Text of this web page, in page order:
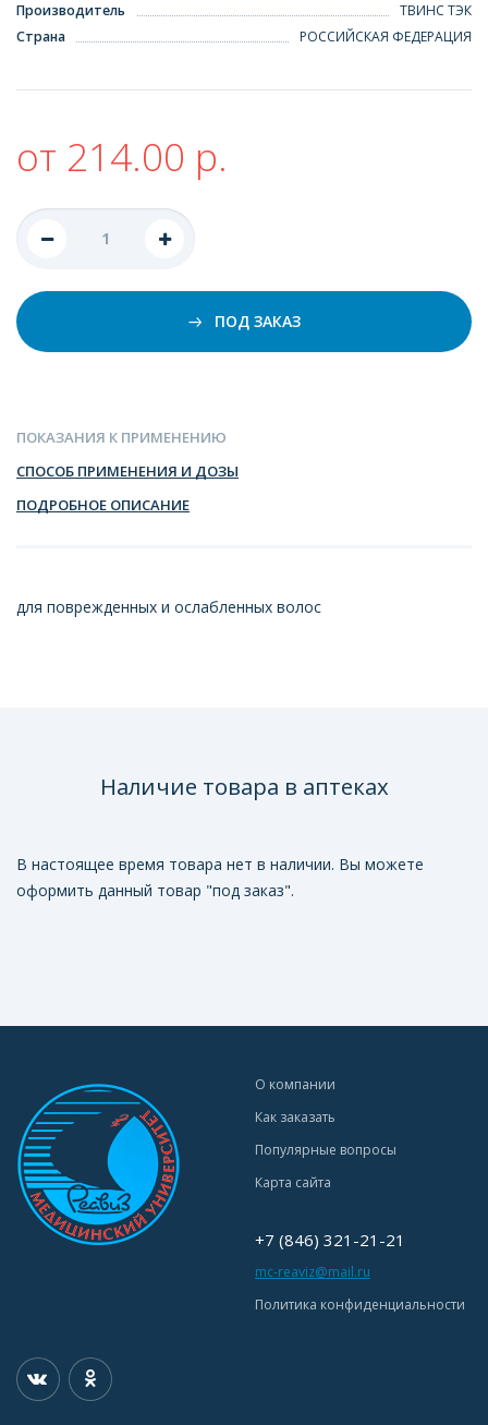
Производитель
ТВИНС ТЭК
Страна
РОССИЙСКАЯ ФЕДЕРАЦИЯ
от 214.00 р.
ПОД ЗАКАЗ
ПОКАЗАНИЯ К ПРИМЕНЕНИЮ
СПОСОБ ПРИМЕНЕНИЯ И ДОЗЫ
ПОДРОБНОЕ ОПИСАНИЕ
для поврежденных и ослабленных волос
Наличие товара в аптеках
В настоящее время товара нет в наличии. Вы можете
оформить данный товар "под заказ".
О компании
Как заказать
Популярные вопросы
Карта сайта
+7 (846) 321-21-21
mc-reaviz@mail.ru
Политика конфиденциальности